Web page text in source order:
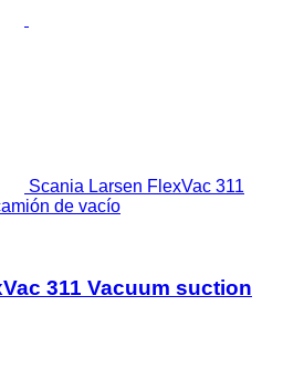
Scania Larsen FlexVac 311
de vacío
311 Vacuum suction